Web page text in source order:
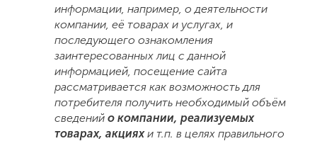
информации, например, о деятельности
компании, её товарах и услугах, и
последующего ознакомления
заинтересованных лиц с данной
информацией, посещение сайта
рассматривается как возможность для
потребителя получить необходимый объём
сведенийо компании, реализуемых
товарах, акцияхи т.п. в целях правильного